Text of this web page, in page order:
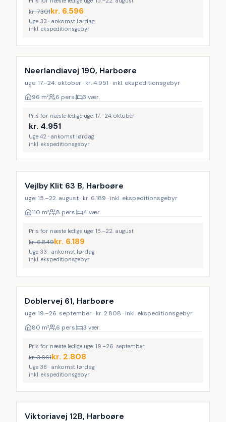
kr.7.301kr. 6.596
Uge 33 · ankomst lørdag
inkl. ekspeditionsgebyr
Neerlandiavej 190, Harboøre
uge: 17.–24. oktober · kr. 4.951 · inkl. ekspeditionsgebyr
96 m² 6 pers. 3 vær.
Pris for næste ledige uge: 17.–24. oktober
kr. 4.951
Uge 42 · ankomst lørdag
inkl. ekspeditionsgebyr
Vejlby Klit 63 B, Harboøre
uge: 15.–22. august · kr. 6.189 · inkl. ekspeditionsgebyr
110 m² 8 pers. 4 vær.
Pris for næste ledige uge: 15.–22. august
kr.6.849kr. 6.189
Uge 33 · ankomst lørdag
inkl. ekspeditionsgebyr
Doblervej 61, Harboøre
uge: 19.–26. september · kr. 2.808 · inkl. ekspeditionsgebyr
80 m² 6 pers. 3 vær.
Pris for næste ledige uge: 19.–26. september
kr.3.661kr. 2.808
Uge 38 · ankomst lørdag
inkl. ekspeditionsgebyr
Viktoriavej 12B, Harboøre